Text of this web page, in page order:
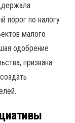
порог по налогу
малого
одобрение
призвана